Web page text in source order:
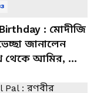
: মোদীজি
জানালেন
থেকে আমির, কী